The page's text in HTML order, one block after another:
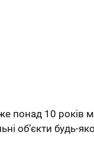
понад 10 років
об’єкти будь-